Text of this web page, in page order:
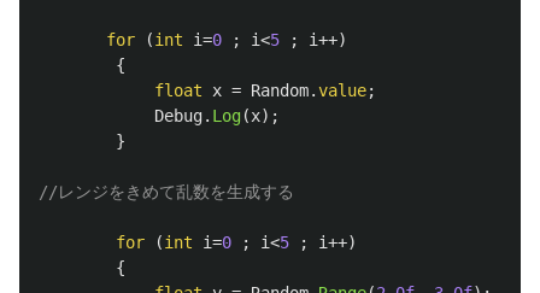
for (int i=0 ; i<5 ; i++)
{
float
x = Random.value;
Debug. Log(x);
}
//レンジをきめて乱数を生成する
for (int i=0 ; i<5 ; i++)
{